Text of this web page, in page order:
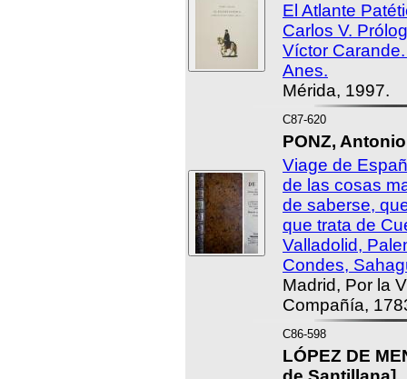
El Atlante
Carlos V.
Víctor
Anes.
Mérida, 1997.
C87-620
PONZ,
Viage de
de las cosas
de saberse,
que trata de
Valladolid,
Condes,
Madrid, Por la
Compañía,
C86-598
LÓPEZ DE